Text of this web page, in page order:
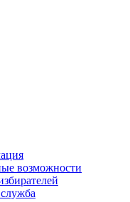
возможности